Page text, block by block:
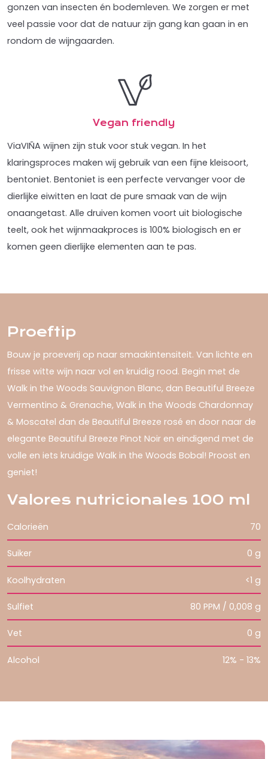
gonzen van insecten én bodemleven. We zorgen er met
veel passie voor dat de natuur zijn gang kan gaan in en
rondom de wijngaarden.
Vegan friendly
ViaVIÑA wijnen zijn stuk voor stuk vegan. In het
klaringsproces maken wij gebruik van een fijne kleisoort,
bentoniet. Bentoniet is een perfecte vervanger voor de
dierlijke eiwitten en laat de pure smaak van de wijn
onaangetast. Alle druiven komen voort uit biologische
teelt, ook het wijnmaakproces is 100% biologisch en er
komen geen dierlijke elementen aan te pas.
Proeftip
Bouw je proeverij op naar smaakintensiteit. Van lichte en
frisse witte wijn naar vol en kruidig rood. Begin met de
Walk in the Woods Sauvignon Blanc, dan Beautiful Breeze
Vermentino & Grenache, Walk in the Woods Chardonnay
& Moscatel dan de Beautiful Breeze rosé en door naar de
elegante Beautiful Breeze Pinot Noir en eindigend met de
volle en iets kruidige Walk in the Woods Bobal! Proost en
geniet!
Valores nutricionales 100 ml
Calorieën 70
Suiker 0 g
Koolhydraten <1 g
Sulfiet 80 PPM / 0,008 g
Vet 0 g
Alcohol 12% - 13%